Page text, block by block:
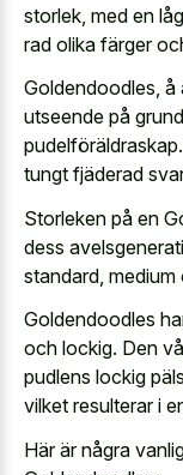
storlek, med en
rad olika färger
Goldendoodles, å
utseende på
tungt fjäderad
Storleken på en
dess
standard,
Goldendoodles
och lockig. Den
pudlens lockig
vilket resulterar i
Här är några